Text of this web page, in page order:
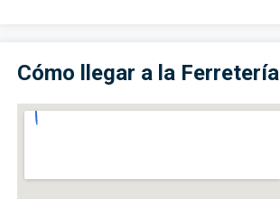
Cómo llegar a la Ferretería